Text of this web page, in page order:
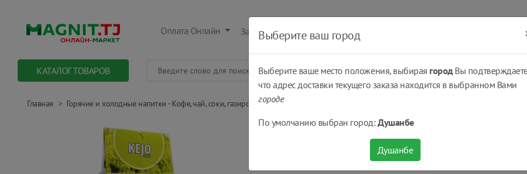
Оплата Онлайн Заказать Оплатить Получить
КАТАЛОГ ТОВАРОВ
Главная Горячие и холодные напитки - Кофе, чай, соки, газировки... Чай
Травяной Чай Kejo Мелисса 75 г
шт
Выберите ваш город
Выберите ваше место положения, выбирая городВы
что адрес доставки текущего заказа находится в выбранном Вами
городе
По умолчанию выбран город:Душанбе
Душанбе